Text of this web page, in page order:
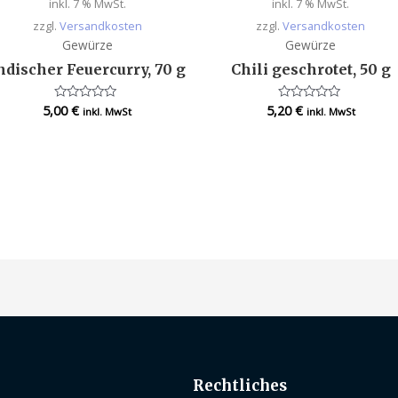
inkl. 7 % MwSt.
zzgl. Versandkosten
Gewürze
Feuercurry, 70 g
Bewertet
5,00€ inkl. MwSt
inkl. 7 % MwSt.
zzgl.Versandkosten
Gewürze
Chili geschrotet, 50 g
Bewertet
5,20€ inkl. MwSt
Rechtliches